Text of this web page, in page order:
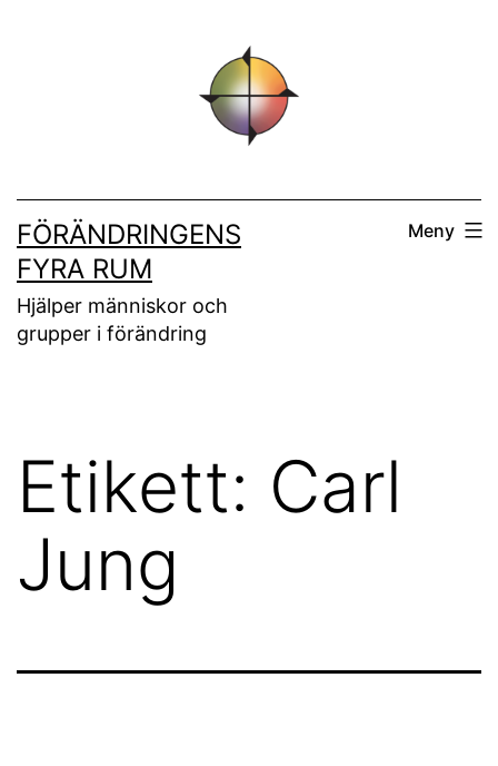
FÖRÄNDRINGENS
FYRA RUM
Hjälper människor och
grupper i förändring
Meny
Etikett: Carl
Jung